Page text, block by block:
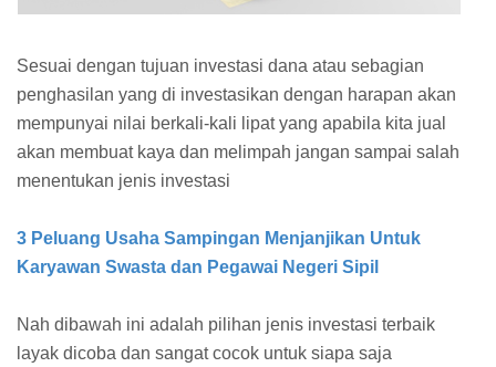
Sesuai dengan tujuan investasi dana atau sebagian
penghasilan yang di investasikan dengan harapan akan
mempunyai nilai berkali-kali lipat yang apabila kita jual
akan membuat kaya dan melimpah jangan sampai salah
menentukan jenis investasi
3 Peluang Usaha Sampingan Menjanjikan Untuk
Karyawan Swasta dan Pegawai Negeri Sipil
Nah dibawah ini adalah pilihan jenis investasi terbaik
layak dicoba dan sangat cocok untuk siapa saja